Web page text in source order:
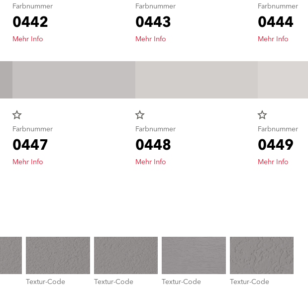
Farbnummer
0442
Mehr Info
Farbnummer
0443
Mehr Info
Farbnummer
0444
Mehr Info
star_border
Farbnummer
0447
Mehr Info
star_border
Farbnummer
0448
Mehr Info
star_border
Farbnummer
0449
Mehr Info
Textur-Code Textur-Code Textur-Code Textur-Code